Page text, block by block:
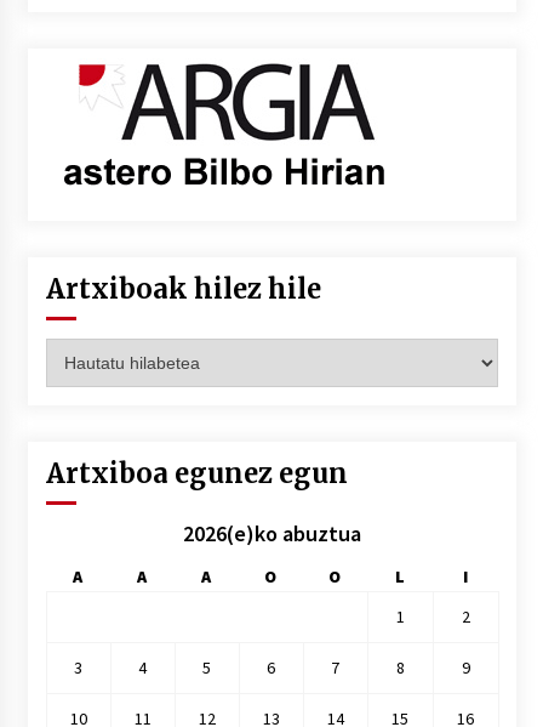
Artxiboak hilez hile
hilez
Artxiboa egunez egun
2026(e)ko abuztua
A A A O O L
I
1
2
3 4 5 6 7 8 9
10 11 12 13 14 15 16